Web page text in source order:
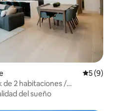
5 (9)
de 2 habitaciones /
del sueño